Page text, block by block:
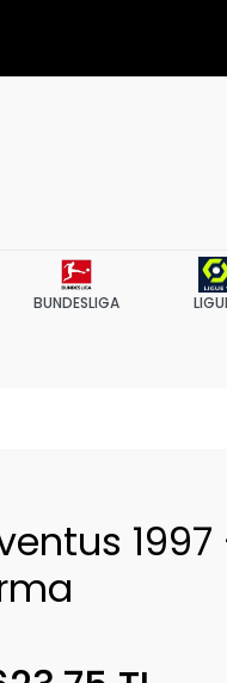
BUNDESLIGA